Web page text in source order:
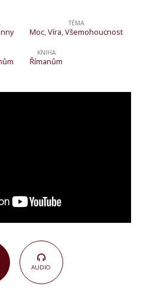
TÉMA
Moc,Víra,Všemohoucnost
KNIHA
Římanům
AUDIO